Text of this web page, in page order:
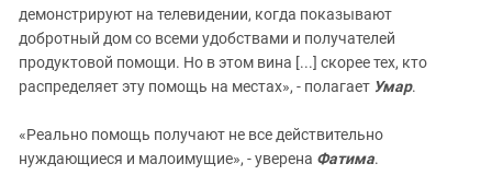
демонстрируют на телевидении, когда показывают
добротный дом со всеми удобствами и получателей
продуктовой помощи. Но в этом вина [...] скорее тех, кто
распределяет эту помощь на местах», - полагает Умар.
«Реально помощь получают не все действительно
нуждающиеся и малоимущие», - уверена Фатима.